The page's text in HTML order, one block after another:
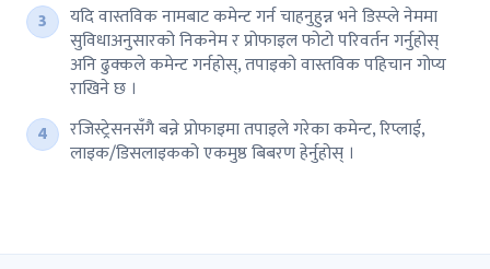
यदि वास्तविक नामबाट कमेन्ट गर्न चाहनुहुन्न भने डिस्प्ले नेममा
सुविधाअनुसारको निकनेम र प्रोफाइल फोटो परिवर्तन गर्नुहोस्
अनि ढुक्कले कमेन्ट गर्नहोस्, तपाइको वास्तविक पहिचान गोप्य
राखिने छ ।
रजिस्ट्रेसनसँगै बन्ने प्रोफाइमा तपाइले गरेका कमेन्ट, रिप्लाई,
लाइक/डिसलाइकको एकमुष्ठ बिबरण हेर्नुहोस् ।